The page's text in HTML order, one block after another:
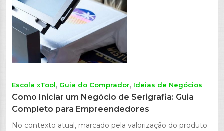
Escola xTool Guia do Comprador Ideias de Negócios
Como Iniciar um Negócio de Serigrafia: Guia
Completo para Empreendedores
No contexto atual, marcado pela valorização do produto